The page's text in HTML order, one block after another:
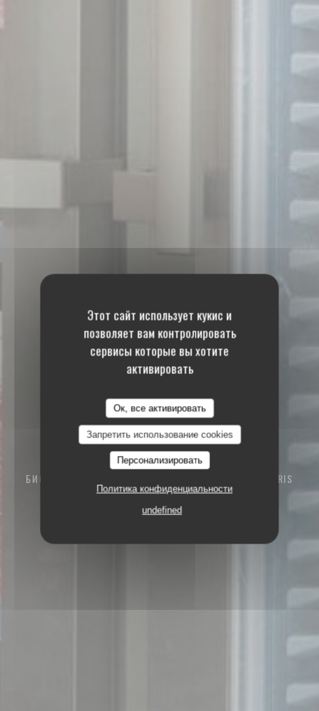
Этот сайт использует кукис и
позволяет вам контролировать
сервисы которые вы хотите
активировать
Ок, все активировать
Запретить использование cookies
Персонализировать
Политика конфиденциальности
undefined
БИСТРО-РЕСТОРАН 94 RUE DES DAMES 75017 PARIS